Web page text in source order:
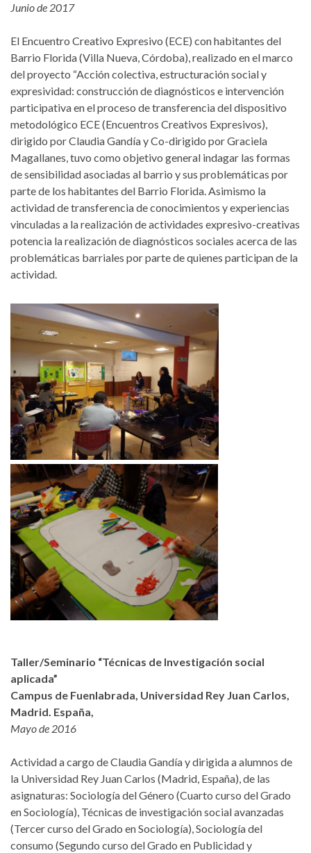
Junio de 2017
El Encuentro Creativo Expresivo (ECE) con habitantes del
Barrio Florida (Villa Nueva, Córdoba), realizado en el marco
del proyecto “Acción colectiva, estructuración social y
expresividad: construcción de diagnósticos e intervención
participativa en el proceso de transferencia del dispositivo
metodológico ECE (Encuentros Creativos Expresivos),
dirigido por Claudia Gandía y Co-dirigido por Graciela
Magallanes, tuvo como objetivo general indagar las formas
de sensibilidad asociadas al barrio y sus problemáticas por
parte de los habitantes del Barrio Florida. Asimismo la
actividad de transferencia de conocimientos y experiencias
vinculadas a la realización de actividades expresivo-creativas
potencia la realización de diagnósticos sociales acerca de las
problemáticas barriales por parte de quienes participan de la
actividad.
Taller/Seminario “Técnicas de Investigación social
aplicada”
Campus de Fuenlabrada, Universidad Rey Juan Carlos,
Madrid. España,
Mayo de 2016
Actividad a cargo de Claudia Gandía y dirigida a alumnos de
la Universidad Rey Juan Carlos (Madrid, España), de las
asignaturas: Sociología del Género (Cuarto curso del Grado
en Sociología), Técnicas de investigación social avanzadas
(Tercer curso del Grado en Sociología), Sociología del
consumo (Segundo curso del Grado en Publicidad y